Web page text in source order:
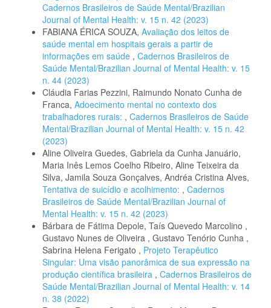
Cadernos Brasileiros de Saúde Mental/Brazilian
Journal of Mental Health: v. 15 n. 42 (2023)
FABIANA ÉRICA SOUZA, Avaliação dos leitos de
saúde mental em hospitais gerais a partir de
informações em saúde , Cadernos Brasileiros de
Saúde Mental/Brazilian Journal of Mental Health: v. 15
n. 44 (2023)
Cláudia Farias Pezzini, Raimundo Nonato Cunha de
Franca, Adoecimento mental no contexto dos
trabalhadores rurais: , Cadernos Brasileiros de Saúde
Mental/Brazilian Journal of Mental Health: v. 15 n. 42
(2023)
Aline Oliveira Guedes, Gabriela da Cunha Januário,
Maria Inês Lemos Coelho Ribeiro, Aline Teixeira da
Silva, Jamila Souza Gonçalves, Andréa Cristina Alves,
Tentativa de suicídio e acolhimento: , Cadernos
Brasileiros de Saúde Mental/Brazilian Journal of
Mental Health: v. 15 n. 42 (2023)
Bárbara de Fátima Depole, Taís Quevedo Marcolino ,
Gustavo Nunes de Oliveira , Gustavo Tenório Cunha ,
Sabrina Helena Ferigato , Projeto Terapêutico
Singular: Uma visão panorâmica de sua expressão na
produção científica brasileira , Cadernos Brasileiros de
Saúde Mental/Brazilian Journal of Mental Health: v. 14
n. 38 (2022)